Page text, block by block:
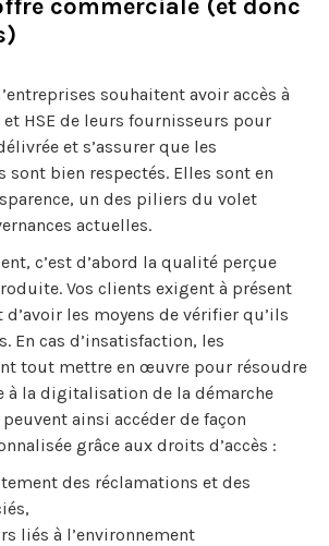
commerciale (et donc
souhaitent avoir accès à
HSE de leurs fournisseurs pour
et s’assurer que les
sont bien respectés. Elles sont en
un des piliers du volet
actuelles.
c’est d’abord la qualité perçue
Vos clients exigent à présent
d’avoir les moyens de vérifier qu’ils
En cas d’insatisfaction, les
tout mettre en œuvre pour résoudre
à la digitalisation de la démarche
ainsi accéder de façon
grâce aux droits d’accès :
des réclamations et des
liés à l’environnement